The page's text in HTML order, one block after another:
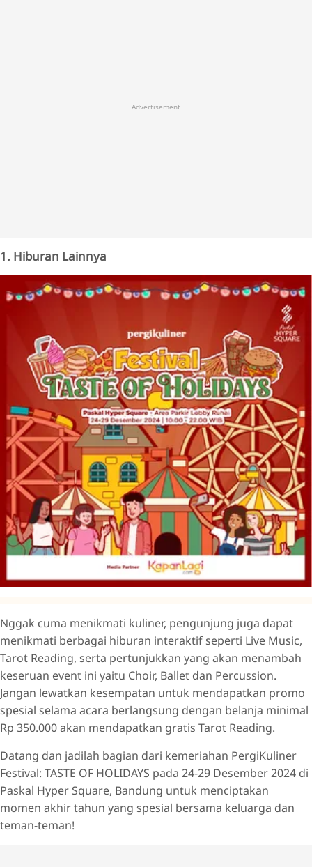
Advertisement
1. Hiburan Lainnya
Nggak cuma menikmati kuliner, pengunjung juga dapat
menikmati berbagai hiburan interaktif seperti Live Music,
Tarot Reading, serta pertunjukkan yang akan menambah
keseruan event ini yaitu Choir, Ballet dan Percussion.
Jangan lewatkan kesempatan untuk mendapatkan promo
spesial selama acara berlangsung dengan belanja minimal
Rp 350.000 akan mendapatkan gratis Tarot Reading.
Datang dan jadilah bagian dari kemeriahan PergiKuliner
Festival: TASTE OF HOLIDAYS pada 24-29 Desember 2024 di
Paskal Hyper Square, Bandung untuk menciptakan
momen akhir tahun yang spesial bersama keluarga dan
teman-teman!